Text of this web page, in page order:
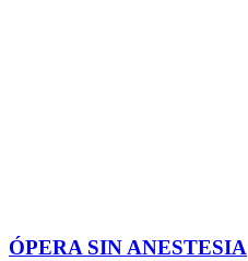
ÓPERA SIN ANESTESIA